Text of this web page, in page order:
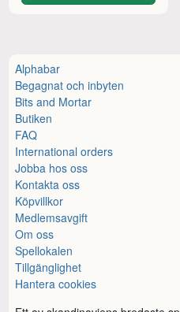
Alphabar
Begagnat och inbyten
Bits and Mortar
Butiken
FAQ
International orders
Jobba hos oss
Kontakta oss
Köpvillkor
Medlemsavgift
Om oss
Spellokalen
Tillgänglighet
Hantera cookies